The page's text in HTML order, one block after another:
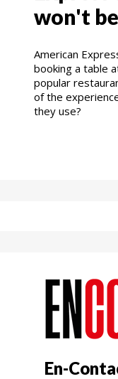
won't
American
booking a table
popular
of the
they use?
En-